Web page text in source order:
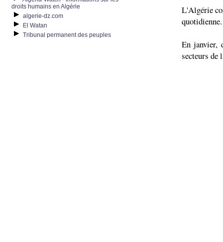
droits humains en Algérie
algerie-dz.com
El Watan
Tribunal permanent des peuples
L'Algérie
quotidienne.
En janvier,
secteurs de